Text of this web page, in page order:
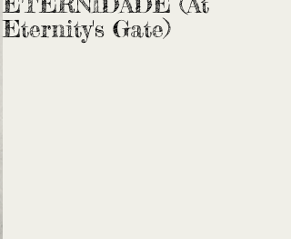
Eternity's Gate)